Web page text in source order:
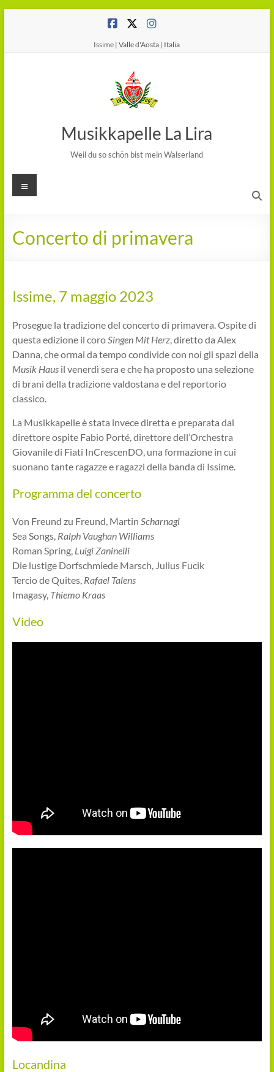
Issime | Valle d'Aosta | Italia
Musikkapelle La Lira
Weil du so schön bist mein Walserland
Menu
Concerto di primavera
Issime, 7 maggio 2023
Prosegue la tradizione del concerto di primavera. Ospite di
questa edizione il coroSingen Mit Herz, diretto da Alex
Danna, che ormai da tempo condivide con noi gli spazi della
Musik Hausil venerdì sera e che ha proposto una selezione
di brani della tradizione valdostana e del reportorio
classico.
La Musikkapelle è stata invece diretta e preparata dal
direttore ospite Fabio Porté, direttore dell’Orchestra
Giovanile di Fiati InCrescenDO, una formazione in cui
suonano tante ragazze e ragazzi della banda di Issime.
Programma del concerto
Von Freund zu Freund, Martin Scharnagl
Sea Songs, Ralph Vaughan Williams
Roman Spring, Luigi Zaninelli
Die lustige Dorfschmiede Marsch, Julius Fucik
Tercio de Quites, Rafael Talens
Imagasy, Thiemo Kraas
Video
Locandina